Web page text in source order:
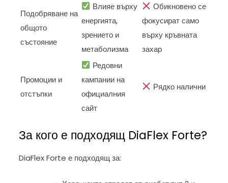
Подобряване на
общото
състояние
Влияе върху
енергията,
зрението и
метаболизма
Обикновено се
фокусират само
върху кръвната
захар
Промоции и
отстъпки
Редовни
кампании на
официалния
сайт
Рядко налични
За кого е подходящ DiaFlex Forte?
DiaFlex Forte е подходящ за: